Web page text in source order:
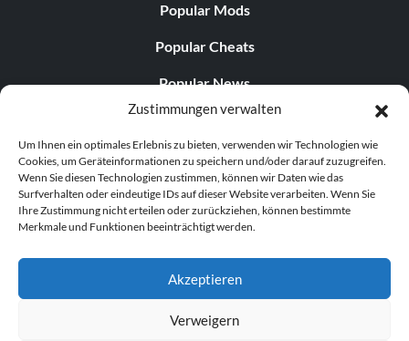
Zustimmungen verwalten
Um Ihnen ein optimales Erlebnis zu bieten, verwenden wir Technologien wie
Cookies, um Geräteinformationen zu speichern und/oder darauf zuzugreifen.
Wenn Sie diesen Technologien zustimmen, können wir Daten wie das
Surfverhalten oder eindeutige IDs auf dieser Website verarbeiten. Wenn Sie
Ihre Zustimmung nicht erteilen oder zurückziehen, können bestimmte
Merkmale und Funktionen beeinträchtigt werden.
Akzeptieren
Verweigern
Popular Mods
Popular Cheats
Popular News
Popular Editorials
Popular Free Games
LATEST UPDATES